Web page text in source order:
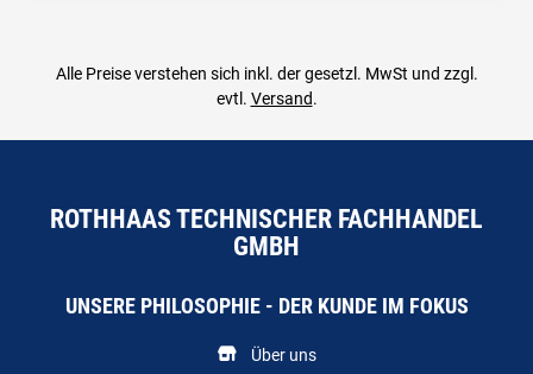
Alle Preise verstehen sich inkl. der gesetzl. MwSt und zzgl.
evtl. Versand.
ROTHHAAS TECHNISCHER FACHHANDEL
GMBH
UNSERE PHILOSOPHIE - DER KUNDE IM FOKUS
Über uns